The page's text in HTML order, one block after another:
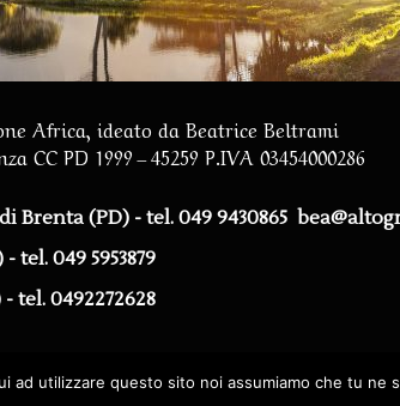
Africa, ideato da Beatrice Beltrami
CC PD 1999 – 45259 P.IVA 03454000286
Brenta (PD) - tel. 049 9430865
tel. 049 5953879
tel. 0492272628
ad utilizzare questo sito noi assumiamo che tu ne